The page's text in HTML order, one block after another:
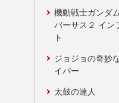
機動戦士ガンダ
バーサス２ イン
ト
ジョジョの奇妙
イバー
太鼓の達人